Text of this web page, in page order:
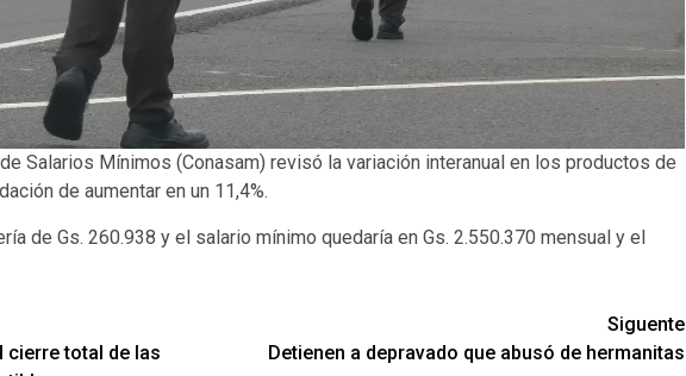
Salarios Mínimos (Conasam) revisó la variación interanual en los productos de
de aumentar en un 11,4%.
de Gs. 260.938 y el salario mínimo quedaría en Gs. 2.550.370 mensual y el
cierre total de las
Siguente
Detienen a depravado que abusó de hermanitas